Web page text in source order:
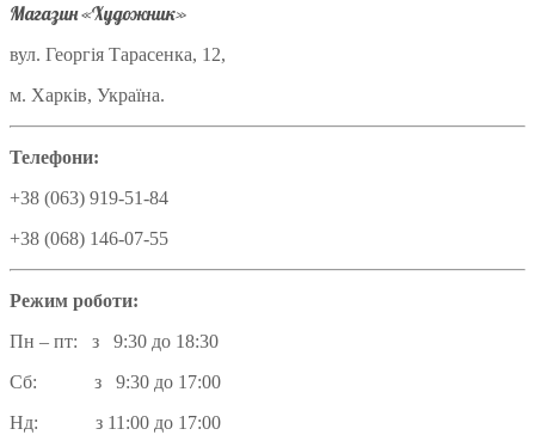
Магазин «Художник»
вул. Георгія Тарасенка, 12,
м. Харків, Україна.
Телефони:
+38 (063) 919-51-84
+38 (068) 146-07-55
Режим роботи:
Пн – пт: з 9:30 до 18:30
Сб: з 9:30 до 17:00
Нд: з 11:00 до 17:00